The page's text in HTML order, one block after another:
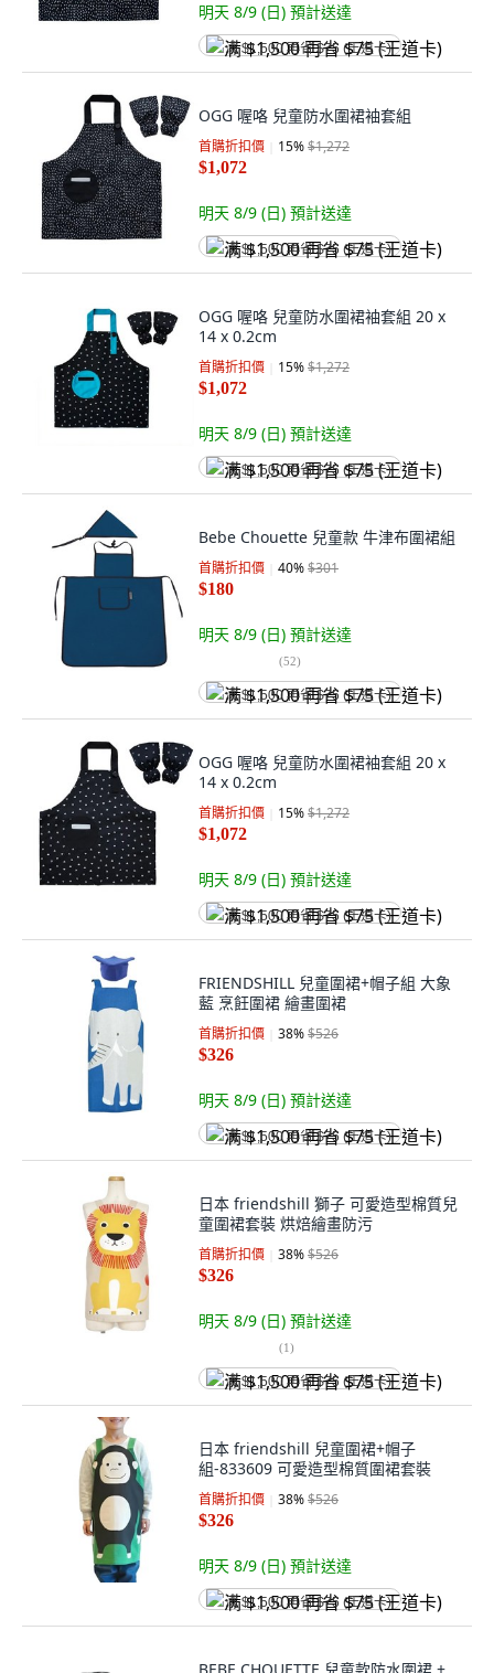
明天 8/9 (日) 預計送達
满 $1,500 再省 $75 (王道卡)
OGG 喔咯 兒童防水圍裙袖套組
首購折扣價 15%$1,272
$1,072
明天 8/9 (日) 預計送達
满 $1,500 再省 $75 (王道卡)
OGG 喔咯 兒童防水圍裙袖套組 20 x
14 x 0.2cm
首購折扣價 15%$1,272
$1,072
明天 8/9 (日) 預計送達
满 $1,500 再省 $75 (王道卡)
Bebe Chouette 兒童款 牛津布圍裙組
首購折扣價 40%$301
$180
明天 8/9 (日) 預計送達
(52)
满 $1,500 再省 $75 (王道卡)
OGG 喔咯 兒童防水圍裙袖套組 20 x
14 x 0.2cm
首購折扣價 15%$1,272
$1,072
明天 8/9 (日) 預計送達
满 $1,500 再省 $75 (王道卡)
FRIENDSHILL 兒童圍裙+帽子組 大象
藍 烹飪圍裙 繪畫圍裙
首購折扣價 38%$526
$326
明天 8/9 (日) 預計送達
满 $1,500 再省 $75 (王道卡)
日本 friendshill 獅子 可愛造型棉質兒
童圍裙套裝 烘焙繪畫防污
首購折扣價 38%$526
$326
明天 8/9 (日) 預計送達
(1)
满 $1,500 再省 $75 (王道卡)
日本 friendshill 兒童圍裙+帽子
組-833609 可愛造型棉質圍裙套裝
首購折扣價 38%$526
$326
明天 8/9 (日) 預計送達
满 $1,500 再省 $75 (王道卡)